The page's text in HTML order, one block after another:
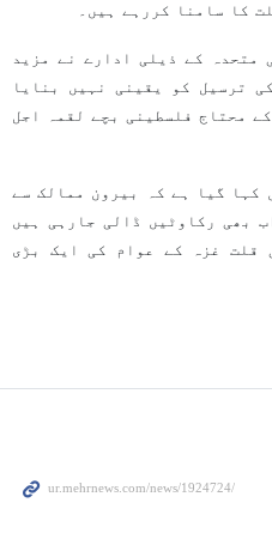
کا سامنا کررہے ہیں۔
متحدہ کے ذیلی ادارے نے مزید
ترسیل کو یقینی نہیں بنایا
محتاج فلسطینی بچے لقمہ اجل
کہا گیا ہے کہ بیرون ممالک سے
بھی رکاوٹیں ڈالی جارہی ہیں
قلت غزہ کے عوام کی ایک بڑی